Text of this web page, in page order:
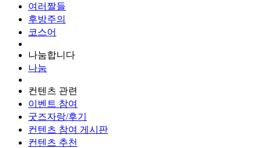
여러짤들
후방주의
코스어
나눔합니다
나눔
컨텐츠 관련
이벤트 참여
굿즈자랑/후기
컨텐츠 참여 게시판
컨텐츠 추천